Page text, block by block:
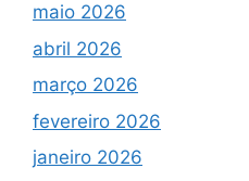
maio 2026
abril 2026
março 2026
fevereiro 2026
janeiro 2026